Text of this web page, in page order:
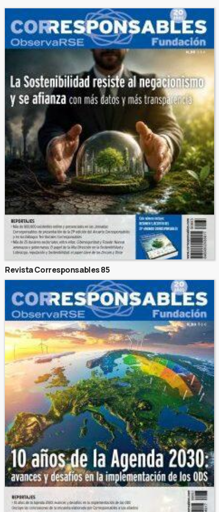
Revista Corresponsables 85